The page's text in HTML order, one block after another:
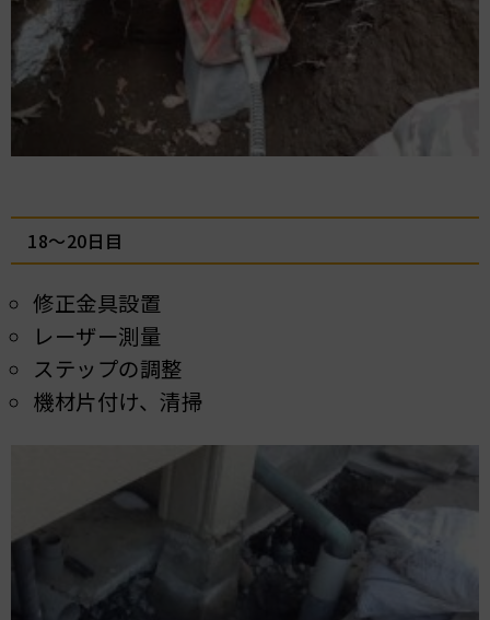
18～20日目
修正金具設置
レーザー測量
ステップの調整
機材片付け、清掃